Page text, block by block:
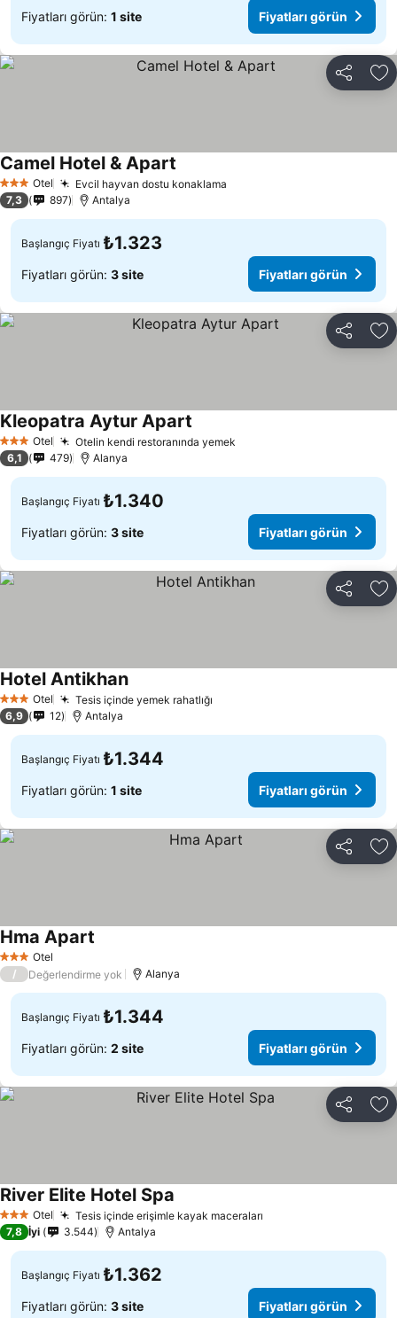
Fiyatları görün: 1 site Fiyatları görün
Paylaş
3 YıldızOtel Evcil hayvan dostu konaklama
Camel Hotel & Apart
7,3 897 Antalya
Başlangıç Fiyatı ₺1.323
Fiyatları görün: 3 site Fiyatları görün
Paylaş
3 YıldızOtel Otelin kendi restoranında yemek
Kleopatra Aytur Apart
6,1 479 Alanya
Başlangıç Fiyatı ₺1.340
Fiyatları görün: 3 site Fiyatları görün
Paylaş
3 YıldızOtel Tesis içinde yemek rahatlığı
Hotel Antikhan
6,9 12 Antalya
Başlangıç Fiyatı ₺1.344
Fiyatları görün: 1 site Fiyatları görün
Paylaş
3 YıldızOtel
Hma Apart
/ Değerlendirme yok Alanya
Başlangıç Fiyatı ₺1.344
Fiyatları görün: 2 site Fiyatları görün
Paylaş
3 YıldızOtel Tesis içinde erişimle kayak maceraları
River Elite Hotel Spa
7,8 İyi 3.544 Antalya
Başlangıç Fiyatı ₺1.362
Fiyatları görün: 3 site Fiyatları görün